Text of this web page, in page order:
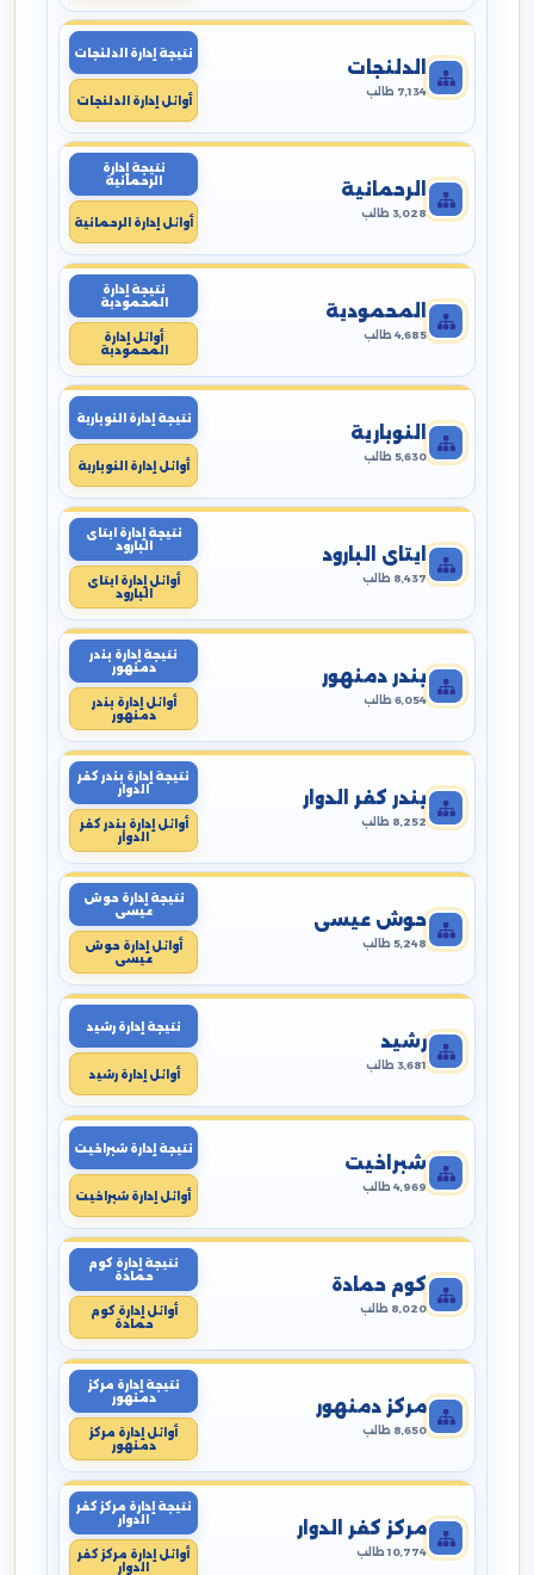
الدلنجات
7,134 طالب
نتيجة إدارة الدلنجات
أوائل إدارة الدلنجات
الرحمانية
3,028 طالب
نتيجة إدارة
الرحمانية
أوائل إدارة الرحمانية
المحمودية
4,685 طالب
نتيجة إدارة
المحمودية
أوائل إدارة
المحمودية
النوبارية
5,630 طالب
نتيجة إدارة النوبارية
أوائل إدارة النوبارية
ايتاى البارود
8,437 طالب
نتيجة إدارة ايتاى
البارود
أوائل إدارة ايتاى
البارود
بندر دمنهور
6,054 طالب
نتيجة إدارة بندر
دمنهور
أوائل إدارة بندر
دمنهور
بندر كفر الدوار
8,252 طالب
نتيجة إدارة بندر كفر
الدوار
أوائل إدارة بندر كفر
الدوار
حوش عيسى
5,248 طالب
نتيجة إدارة حوش
عيسى
أوائل إدارة حوش
عيسى
رشيد
3,681 طالب
نتيجة إدارة رشيد
أوائل إدارة رشيد
شبراخيت
4,969 طالب
نتيجة إدارة شبراخيت
أوائل إدارة شبراخيت
كوم حمادة
8,020 طالب
نتيجة إدارة كوم
حمادة
أوائل إدارة كوم
حمادة
مركز دمنهور
8,650 طالب
نتيجة إدارة مركز
دمنهور
أوائل إدارة مركز
دمنهور
مركز كفر الدوار
10,774 طالب
نتيجة إدارة مركز كفر
الدوار
أوائل إدارة مركز كفر
الدوار